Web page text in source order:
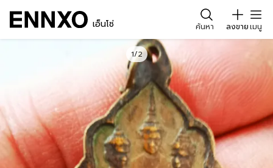
เอ็นโซ่ ค้นหา ลงขายเมนู
1/2